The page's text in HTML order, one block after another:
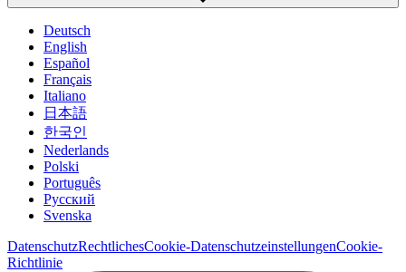
Deutsch
English
Español
Français
Italiano
日本語
한국인
Nederlands
Polski
Português
Pусский
Svenska
DatenschutzRechtlichesCookie-DatenschutzeinstellungenCookie-
Richtlinie